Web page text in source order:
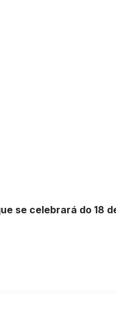
se celebrará do 18